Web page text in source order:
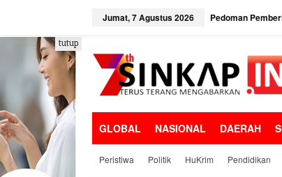
e
k
o
n
t
e
n
Jumat, 7 Agustus 2026 Pedoman
GLOBAL NASIONAL DAERAH
Peristiwa Politik HuKrim Pendidikan
tutup